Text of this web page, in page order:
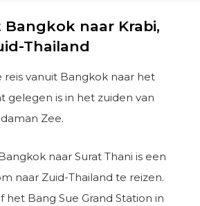
Bangkok naar Krabi,
Thailand
reis vanuit Bangkok naar het
gelegen is in het zuiden van
Zee.
naar Surat Thani is een
naar Zuid-Thailand te reizen.
het Bang Sue Grand Station in